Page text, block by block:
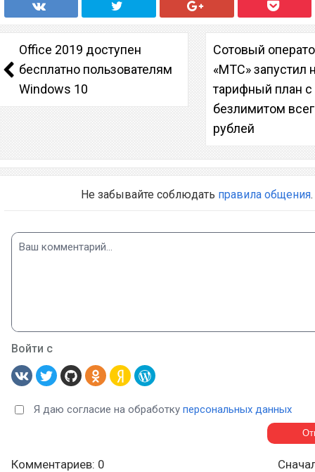
Office 2019 доступен
бесплатно пользователям
Windows 10
Сотовый
«МТС» запустил
тарифный план
безлимитом
рублей
Не забывайте соблюдать правила общения.
Войти с
Я даю согласие на обработку персональных данных
Комментариев: 0